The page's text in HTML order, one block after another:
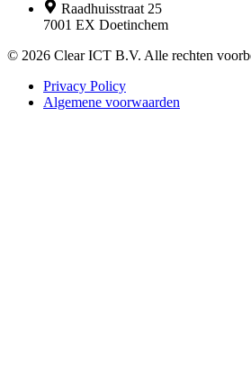
Raadhuisstraat 25
7001 EX Doetinchem
© 2026 Clear ICT B.V. Alle rechten
Privacy Policy
Algemene voorwaarden